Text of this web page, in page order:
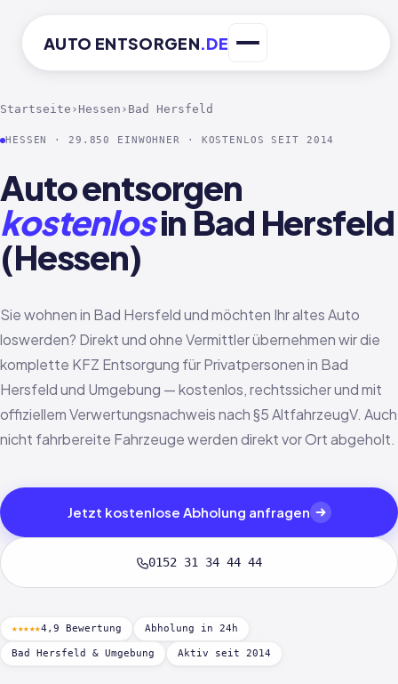
AUTO ENTSORGEN.DE
Startseite › Hessen › Bad Hersfeld
HESSEN · 29.850 EINWOHNER · KOSTENLOS SEIT 2014
Auto entsorgen
kostenlosin Bad Hersfeld
(Hessen)
Sie wohnen in Bad Hersfeld und möchten Ihr altes Auto
loswerden? Direkt und ohne Vermittler übernehmen wir die
komplette KFZ Entsorgung für Privatpersonen in Bad
Hersfeld und Umgebung — kostenlos, rechtssicher und mit
offiziellem Verwertungsnachweis nach §5 AltfahrzeugV. Auch
nicht fahrbereite Fahrzeuge werden direkt vor Ort abgeholt.
Jetzt kostenlose Abholung anfragen
0152 31 34 44 44
★★★★★4,9 Bewertung Abholung in 24h
Bad Hersfeld & Umgebung Aktiv seit 2014